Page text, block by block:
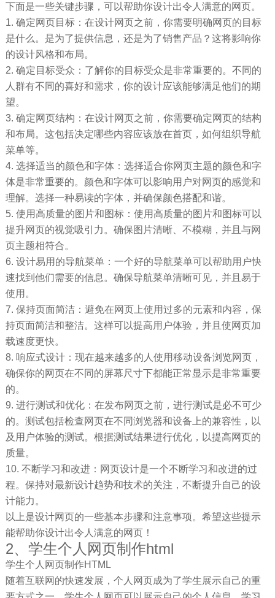
下面是一些关键步骤，可以帮助你设计出令人满意的网页。
1. 确定网页目标：在设计网页之前，你需要明确网页的目标
是什么。是为了提供信息，还是为了销售产品？这将影响你
的设计风格和布局。
2. 确定目标受众：了解你的目标受众是非常重要的。不同的
人群有不同的喜好和需求，你的设计应该能够满足他们的期
望。
3. 确定网页结构：在设计网页之前，你需要确定网页的结构
和布局。这包括决定哪些内容应该放在首页，如何组织导航
菜单等。
4. 选择适当的颜色和字体：选择适合你网页主题的颜色和字
体是非常重要的。颜色和字体可以影响用户对网页的感觉和
理解。选择一种易读的字体，并确保颜色搭配和谐。
5. 使用高质量的图片和图标：使用高质量的图片和图标可以
提升网页的视觉吸引力。确保图片清晰、不模糊，并且与网
页主题相符合。
6. 设计易用的导航菜单：一个好的导航菜单可以帮助用户快
速找到他们需要的信息。确保导航菜单清晰可见，并且易于
使用。
7. 保持页面简洁：避免在网页上使用过多的元素和内容，保
持页面简洁和整洁。这样可以提高用户体验，并且使网页加
载速度更快。
8. 响应式设计：现在越来越多的人使用移动设备浏览网页，
确保你的网页在不同的屏幕尺寸下都能正常显示是非常重要
的。
9. 进行测试和优化：在发布网页之前，进行测试是必不可少
的。测试包括检查网页在不同浏览器和设备上的兼容性，以
及用户体验的测试。根据测试结果进行优化，以提高网页的
质量。
10. 不断学习和改进：网页设计是一个不断学习和改进的过
程。保持对最新设计趋势和技术的关注，不断提升自己的设
计能力。
以上是设计网页的一些基本步骤和注意事项。希望这些提示
能帮助你设计出令人满意的网页！
2、学生个人网页制作html
学生个人网页制作HTML
随着互联网的快速发展，个人网页成为了学生展示自己的重